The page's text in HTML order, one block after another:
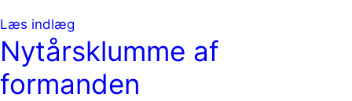
Læs indlæg
Nytårsklumme af
formanden